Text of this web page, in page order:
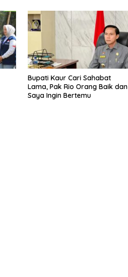
Bupati Kaur Cari Sahabat
Lama, Pak Rio Orang Baik dan
Saya Ingin Bertemu